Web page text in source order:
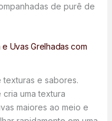
de purê de
Uvas Grelhadas com
texturas e sabores.
uma textura
maiores ao meio e